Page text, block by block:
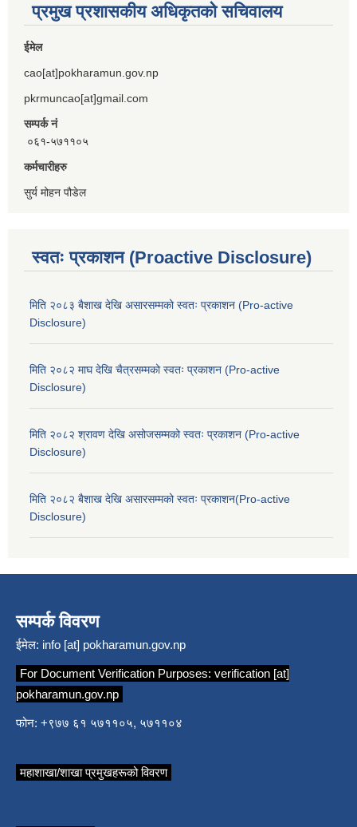
प्रमुख प्रशासकीय अधिकृतको सचिवालय
ईमेल
cao[at]pokharamun.gov.np
pkrmuncao[at]gmail.com
सम्पर्क नं
०६१-५७११०५
कर्मचारीहरु
सुर्य मोहन पौडेल
स्वतः प्रकाशन (Proactive Disclosure)
मिति २०८३ बैशाख देखि असारसम्मको स्वतः प्रकाशन (Pro-active
Disclosure)
मिति २०८२ माघ देखि चैत्रसम्मको स्वतः प्रकाशन (Pro-active
Disclosure)
मिति २०८२ श्रावण देखि असोजसम्मको स्वतः प्रकाशन (Pro-active
Disclosure)
मिति २०८२ बैशाख देखि असारसम्मको स्वतः प्रकाशन(Pro-active
Disclosure)
सम्पर्क विवरण
ईमेल: info [at] pokharamun.gov.np
For Document Verification Purposes: verification [at]
pokharamun.gov.np
फोन: +९७७ ६१ ५७११०५, ५७११०४
महाशाखा/शाखा प्रमुखहरूको विवरण